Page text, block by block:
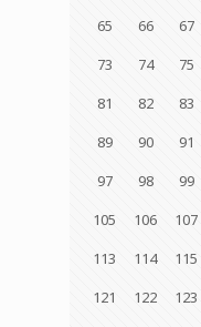
65
66 67
73
74 75
81
82 83
89
90 91
97
98 99
105
106 107
113
114 115
121
122 123